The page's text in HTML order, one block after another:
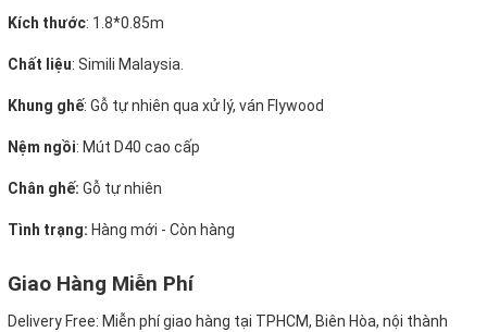
Kích thước: 1.8*0.85m
Chất liệu: Simili Malaysia.
Khung ghế: Gỗ tự nhiên qua xử lý, ván Flywood
Nệm ngồi: Mút D40 cao cấp
Chân ghế: Gỗ tự nhiên
Tình trạng: Hàng mới - Còn hàng
Giao Hàng Miễn Phí
Delivery Free: Miễn phí giao hàng tại TPHCM, Biên Hòa, nội thành